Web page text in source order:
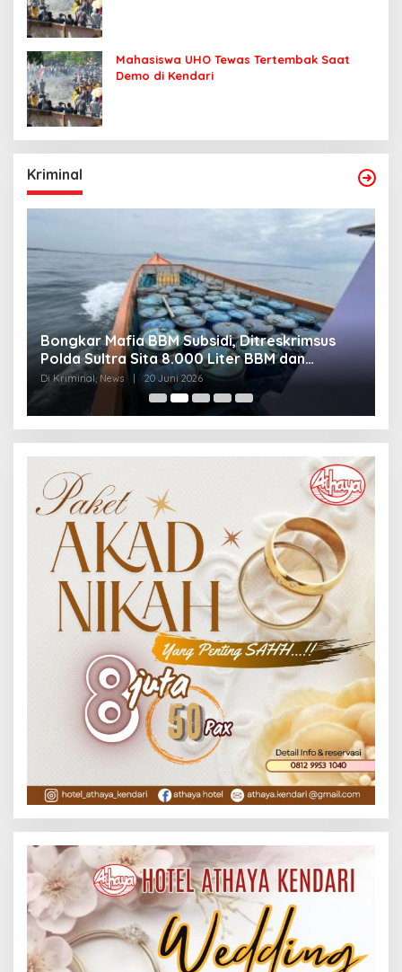
Mahasiswa UHO Tewas Tertembak Saat
Demo di Kendari
Kriminal
Bongkar Mafia BBM Subsidi, Ditreskrimsus
Polda Sultra Sita 8.000 Liter BBM dan
Ringkus 3 Tersangka
Di Kriminal, News | 20 Juni 2026